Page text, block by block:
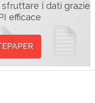
i dati grazie
efficace